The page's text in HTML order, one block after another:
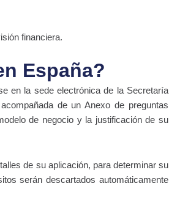
financiera.
España?
en la sede electrónica de la Secretaría
de un Anexo de preguntas
de negocio y la justificación de su
de su aplicación, para determinar su
serán descartados automáticamente